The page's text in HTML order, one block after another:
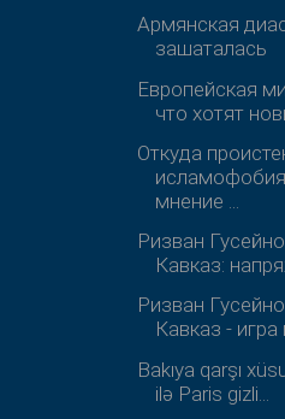
Армянская
зашаталась
Европейская
что хотят
Откуда
мнение ...
Ризван
Кавказ:
Ризван
Кавказ -
Bakıya qarşı
ilə Paris gizli...